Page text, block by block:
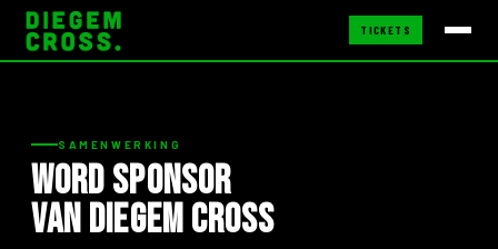
TICKETS
SAMENWERKING
Word sponsor
van Diegem Cross